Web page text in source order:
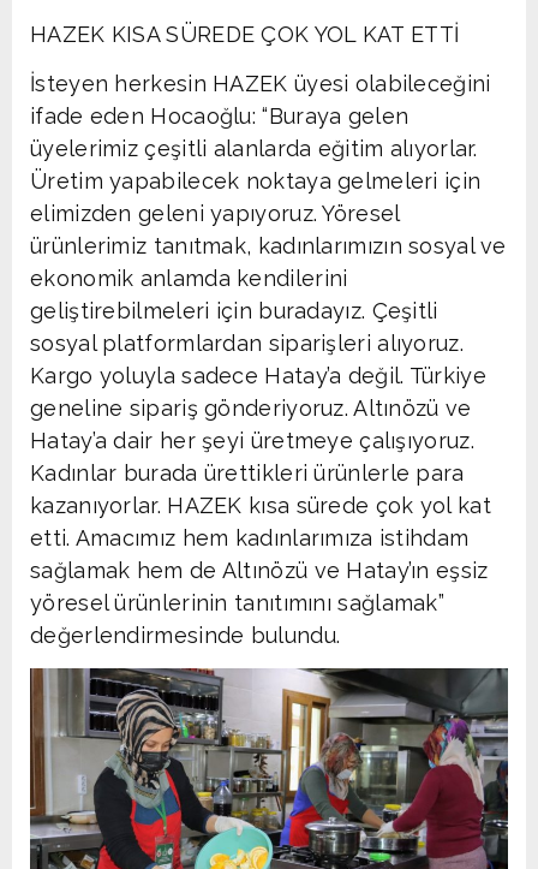
HAZEK KISA SÜREDE ÇOK YOL KAT ETTİ
İsteyen herkesin HAZEK üyesi olabileceğini
ifade eden Hocaoğlu: “Buraya gelen
üyelerimiz çeşitli alanlarda eğitim alıyorlar.
Üretim yapabilecek noktaya gelmeleri için
elimizden geleni yapıyoruz. Yöresel
ürünlerimiz tanıtmak, kadınlarımızın sosyal ve
ekonomik anlamda kendilerini
geliştirebilmeleri için buradayız. Çeşitli
sosyal platformlardan siparişleri alıyoruz.
Kargo yoluyla sadece Hatay’a değil. Türkiye
geneline sipariş gönderiyoruz. Altınözü ve
Hatay’a dair her şeyi üretmeye çalışıyoruz.
Kadınlar burada ürettikleri ürünlerle para
kazanıyorlar. HAZEK kısa sürede çok yol kat
etti. Amacımız hem kadınlarımıza istihdam
sağlamak hem de Altınözü ve Hatay’ın eşsiz
yöresel ürünlerinin tanıtımını sağlamak”
değerlendirmesinde bulundu.